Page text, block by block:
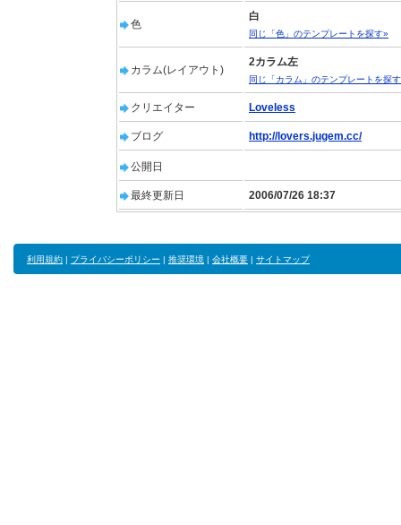
色
白
同じ「色」のテンプレートを探す»
カラム(レイアウト)
2カラム左
同じ「カラム」のテンプレートを探
クリエイター Loveless
ブログ http://lovers.jugem.cc/
公開日
最終更新日 2006/07/26 18:37
利用規約 | プライバシーポリシー | 推奨環境 | 会社概要 | サイトマップ